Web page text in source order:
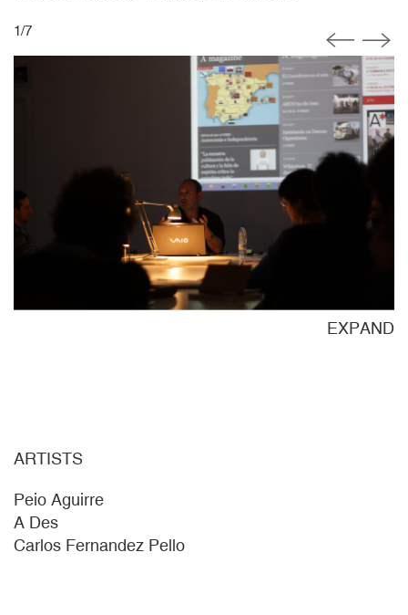
EXPAND
1/7
ARTISTS
Peio Aguirre
A Des
Carlos Fernandez Pello